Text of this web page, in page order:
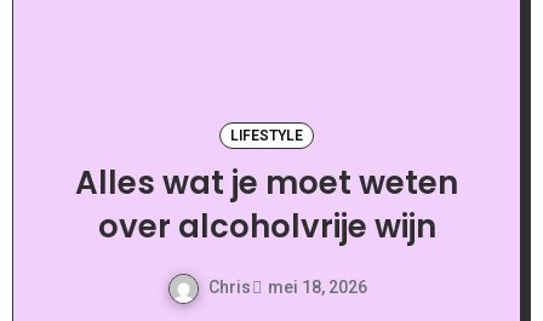
LIFESTYLE
Alles wat je moet weten
over alcoholvrije wijn
Chris mei 18, 2026